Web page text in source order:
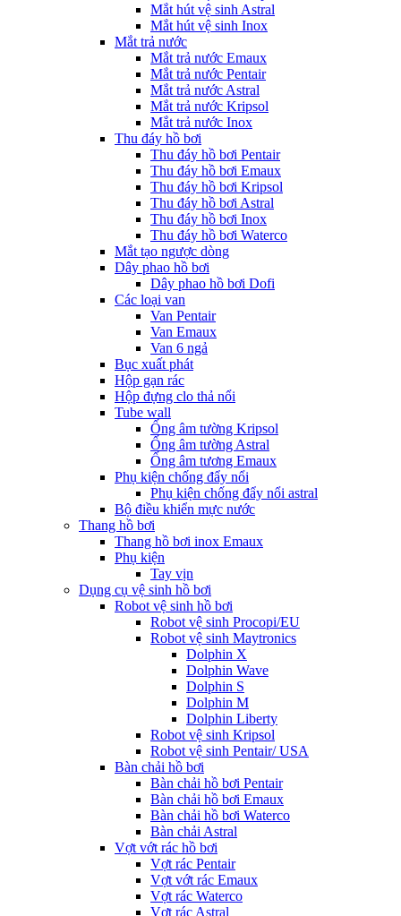
Mắt hút vệ sinh Astral
Mắt hút vệ sinh Inox
Mắt trả nước
Mắt trả nước Emaux
Mắt trả nước Pentair
Mắt trả nước Astral
Mắt trả nước Kripsol
Mắt trả nước Inox
Thu đáy hồ bơi
Thu đáy hồ bơi Pentair
Thu đáy hồ bơi Emaux
Thu đáy hồ bơi Kripsol
Thu đáy hồ bơi Astral
Thu đáy hồ bơi Inox
Thu đáy hồ bơi Waterco
Mắt tạo ngược dòng
Dây phao hồ bơi
Dây phao hồ bơi Dofi
Các loại van
Van Pentair
Van Emaux
Van 6 ngả
Bục xuất phát
Hộp gạn rác
Hộp đựng clo thả nổi
Tube wall
Ống âm tường Kripsol
Ống âm tường Astral
Ống âm tương Emaux
Phụ kiện chống đẩy nổi
Phụ kiện chống đẩy nổi astral
Bộ điều khiển mực nước
Thang hồ bơi
Thang hồ bơi inox Emaux
Phụ kiện
Tay vịn
Dụng cụ vệ sinh hồ bơi
Robot vệ sinh hồ bơi
Robot vệ sinh Procopi/EU
Robot vệ sinh Maytronics
Dolphin X
Dolphin Wave
Dolphin S
Dolphin M
Dolphin Liberty
Robot vệ sinh Kripsol
Robot vệ sinh Pentair/ USA
Bàn chải hồ bơi
Bàn chải hồ bơi Pentair
Bàn chải hồ bơi Emaux
Bàn chải hồ bơi Waterco
Bàn chải Astral
Vợt vớt rác hồ bơi
Vợt rác Pentair
Vợt vớt rác Emaux
Vợt rác Waterco
Vợt rác Astral